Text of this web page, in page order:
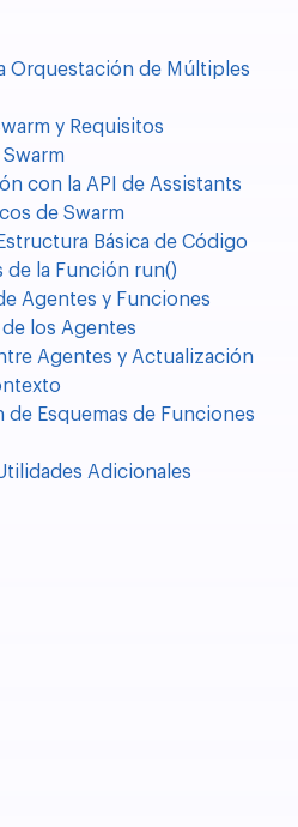
Orquestación de Múltiples
y Requisitos
con la API de Assistants
de Swarm
Básica de Código
de la Función run()
Agentes y Funciones
los Agentes
Agentes y Actualización
Esquemas de Funciones
Adicionales